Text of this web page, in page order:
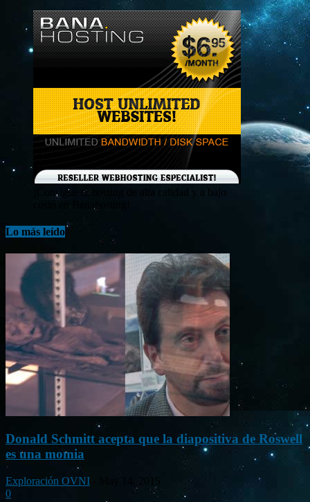
¡Consigue tu hosting de alta calidad y a bajo
costo en Banahosting!
Lo más leído
Donald Schmitt acepta que la diapositiva de Roswell
es una momia
Exploración OVNI
0